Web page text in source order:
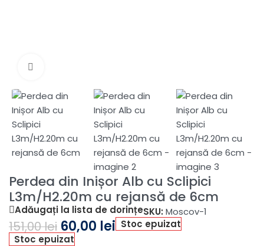
Perdea din Inișor Alb cu Sclipici
L3m/H2.20m cu rejansă de 6cm
Adăugați la lista de dorințeSKU: Moscov-1
151,00lei 60,00 lei Stoc epuizat
Stoc epuizat